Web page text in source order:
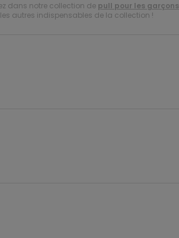
dans notre collection de pull pour les garçons
autres indispensables de la collection !